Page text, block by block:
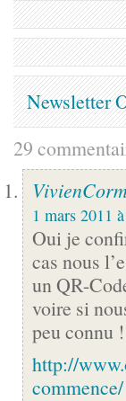
Newsletter
29
1 mars 2011
Oui je
cas nous
un QR-
voire si
peu connu !
http://
commence/